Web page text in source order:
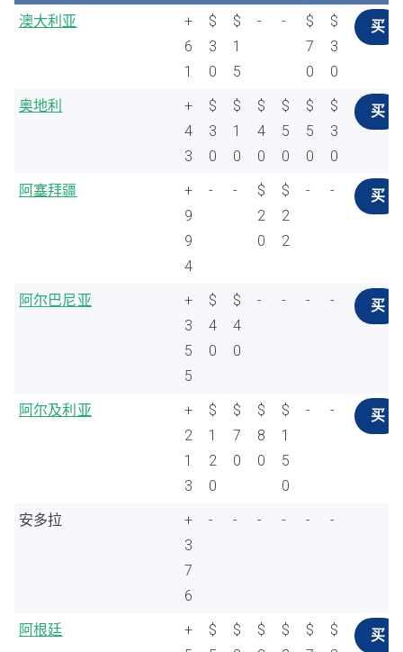
澳大利亚
+
6
1
$
3
0
$
1
5
- -
$
7
0
$
3
0
买
奥地利
+
4
3
$
3
0
$
1
0
$
4
0
$
5
0
$
5
0
$
3
0
买
阿塞拜疆
+
9
9
4
- -
$
2
0
$
2
2
- - 买
阿尔巴尼亚
+
3
5
5
$
4
0
$
4
0
- - - - 买
阿尔及利亚
+
2
1
3
$
1
2
0
$
7
0
$
8
0
$
1
5
0
- - 买
安多拉
+
3
7
6
- - - - - -
阿根廷
+
$
$
$
$
$
$
买